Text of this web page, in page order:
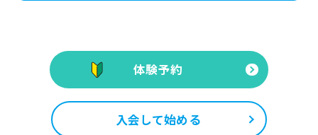
体験予約
入会して始める